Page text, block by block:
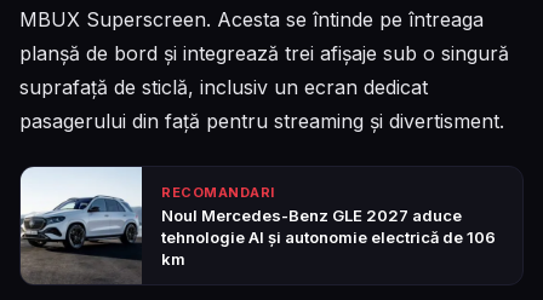
MBUX Superscreen. Acesta se întinde pe întreaga
planșă de bord și integrează trei afișaje sub o singură
suprafață de sticlă, inclusiv un ecran dedicat
pasagerului din față pentru streaming și divertisment.
RECOMANDARI
Noul Mercedes-Benz GLE 2027 aduce
tehnologie AI și autonomie electrică de 106
km